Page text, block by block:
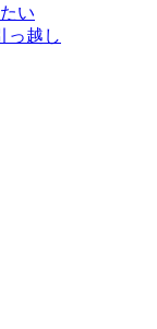
い
っ越し